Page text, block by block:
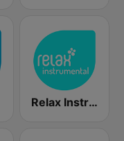
Relax Instrumental